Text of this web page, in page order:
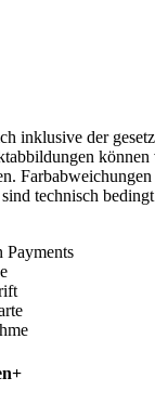
inklusive der
können
technisch
+